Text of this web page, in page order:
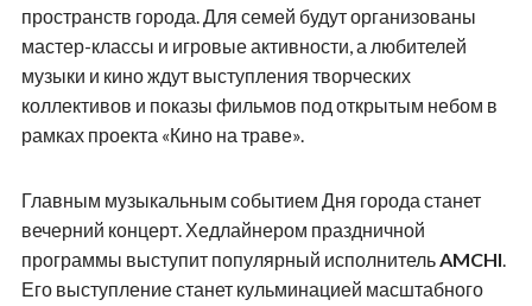
пространств города. Для семей будут организованы
мастер-классы и игровые активности, а любителей
музыки и кино ждут выступления творческих
коллективов и показы фильмов под открытым небом в
рамках проекта «Кино на траве».
Главным музыкальным событием Дня города станет
вечерний концерт. Хедлайнером праздничной
программы выступит популярный исполнительAMCHI.
Его выступление станет кульминацией масштабного